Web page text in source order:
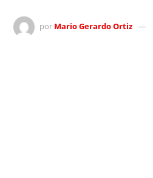
por Mario Gerardo Ortiz